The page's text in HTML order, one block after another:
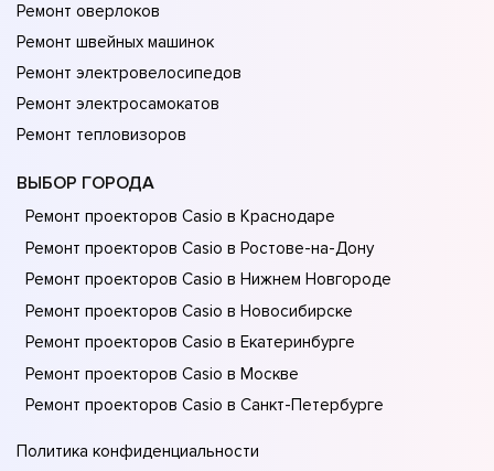
Ремонт оверлоков
Ремонт швейных машинок
Ремонт электровелосипедов
Ремонт электросамокатов
Ремонт тепловизоров
ВЫБОР ГОРОДА
Ремонт проекторов Casio в Краснодаре
Ремонт проекторов Casio в Ростове-на-Донy
Ремонт проекторов Casio в Нижнем Новгороде
Ремонт проекторов Casio в Новосибирске
Ремонт проекторов Casio в Екатеринбурге
Ремонт проекторов Casio в Москве
Ремонт проекторов Casio в Санкт-Петербурге
Политика конфиденциальности